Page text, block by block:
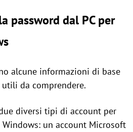
password dal PC per
alcune informazioni di base
da comprendere.
diversi tipi di account per
un account Microsoft